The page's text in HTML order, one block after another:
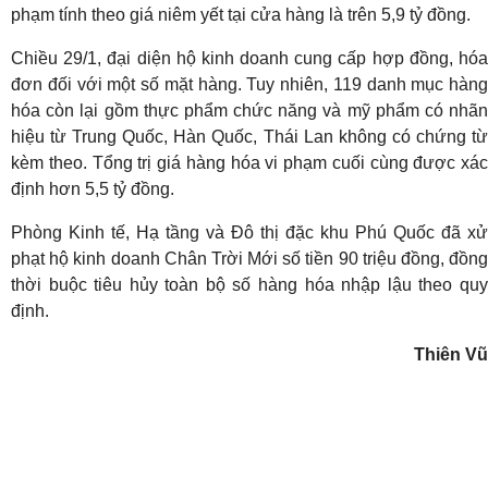
phạm tính theo giá niêm yết tại cửa hàng là trên 5,9 tỷ đồng.
Chiều 29/1, đại diện hộ kinh doanh cung cấp hợp đồng, hóa
đơn đối với một số mặt hàng. Tuy nhiên, 119 danh mục hàng
hóa còn lại gồm thực phẩm chức năng và mỹ phẩm có nhãn
hiệu từ Trung Quốc, Hàn Quốc, Thái Lan không có chứng từ
kèm theo. Tổng trị giá hàng hóa vi phạm cuối cùng được xác
định hơn 5,5 tỷ đồng.
Phòng Kinh tế, Hạ tầng và Đô thị đặc khu Phú Quốc đã xử
phạt hộ kinh doanh Chân Trời Mới số tiền 90 triệu đồng, đồng
thời buộc tiêu hủy toàn bộ số hàng hóa nhập lậu theo quy
định.
Thiên Vũ